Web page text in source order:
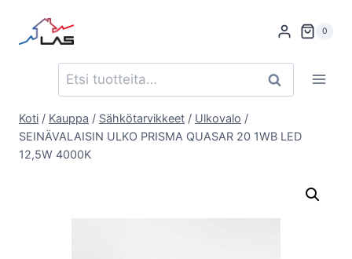
sisältöön
0
Etsi: Haku
Koti / Kauppa / Sähkötarvikkeet / Ulkovalo /
SEINÄVALAISIN ULKO PRISMA QUASAR 20 1WB LED
12,5W 4000K